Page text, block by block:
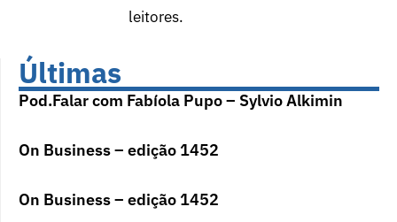
leitores.
Últimas
Pod.Falar com Fabíola Pupo – Sylvio Alkimin
On Business – edição 1452
On Business – edição 1452